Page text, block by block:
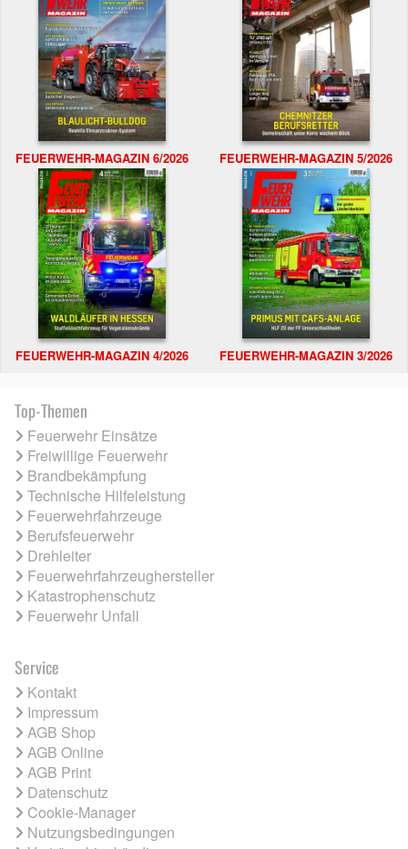
FEUERWEHR-MAGAZIN 6/2026 FEUERWEHR-MAGAZIN 5/2026
FEUERWEHR-MAGAZIN 4/2026 FEUERWEHR-MAGAZIN 3/2026
Top-Themen
Feuerwehr Einsätze
Freiwillige Feuerwehr
Brandbekämpfung
Technische Hilfeleistung
Feuerwehrfahrzeuge
Berufsfeuerwehr
Drehleiter
Feuerwehrfahrzeughersteller
Katastrophenschutz
Feuerwehr Unfall
Service
Kontakt
Impressum
AGB Shop
AGB Online
AGB Print
Datenschutz
Cookie-Manager
Nutzungsbedingungen